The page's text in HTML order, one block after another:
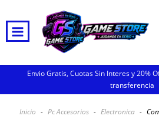
Envio Gratis, Cuotas Sin Interes y 20%
transferencia
Inicio - Pc Accesorios - Electronica -